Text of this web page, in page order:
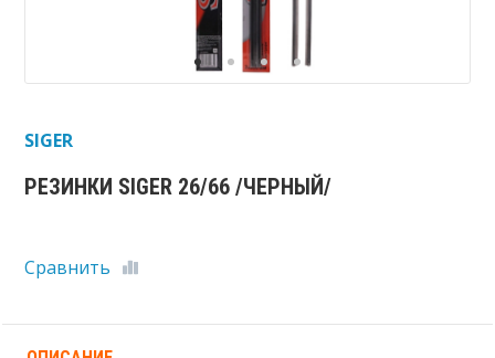
РЕЗИНКИ SIGER 26/66 /ЧЕРНЫЙ/
SIGER
Сравнить